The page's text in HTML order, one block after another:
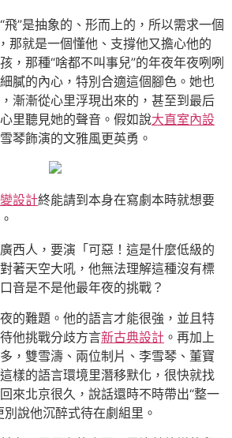
飛”是抽象的、形而上的，所以需求一個
那就是一個懂他、支撐他又擔心他的
，那種“啥都不叫事兒”的年夜年夜咧咧
膩的內心，特別合適這個腳色。她也
漸漸從心里浮現出來的，甚至到最后
里聽見她的聲音。假如說大直室內設
琴飾演的文雅風更英勇。
設計終能請到本身在寫劇本時就想要
西人，要演「可惡！這是什麼低級的
著天空大吼，他無法理解這種沒有標
音是不是他最年夜的挑戰？
的難題。他的語言才能很強，並且特
他挑戰分歧方言新古典設計 。再加上
，雙雪濤、兩位制片、李雪琴、董寶
樣的語言環境里潛移默化，很快就找
來北京很久，說話還時不時帶出“整一
說他沉醉式待在劇組里。